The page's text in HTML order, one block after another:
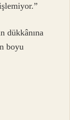
dükkânına
boyu